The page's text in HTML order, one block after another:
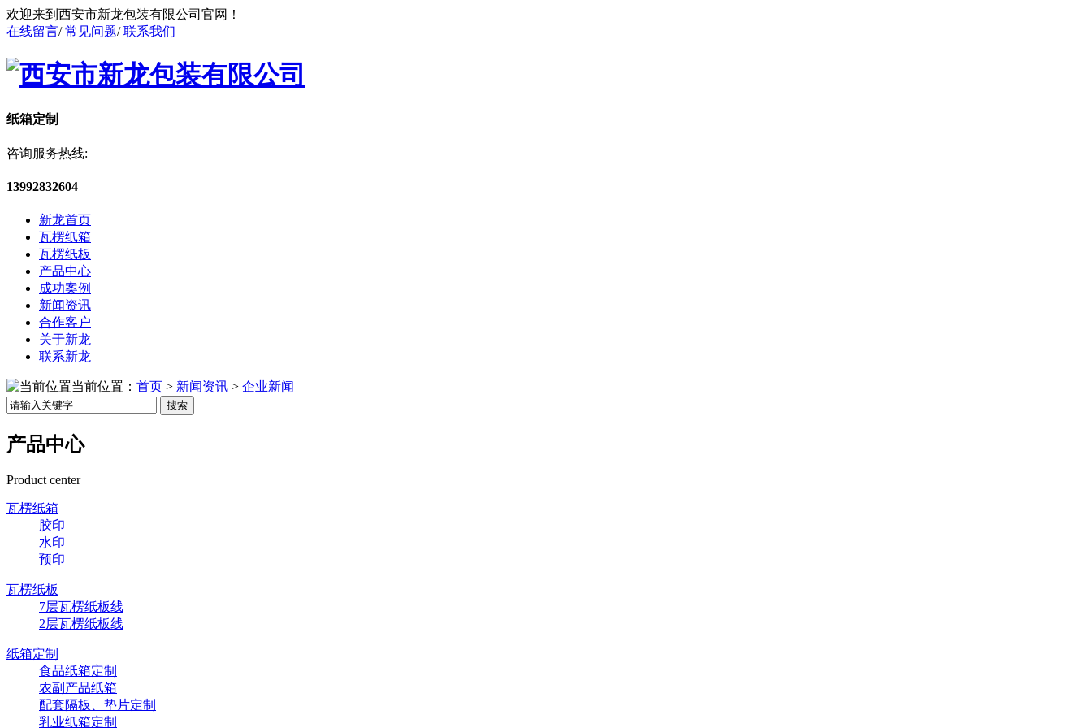
欢迎来到西安市新龙包装有限公司官网！
在线留言/常见问题/联系我们
纸箱定制
咨询服务热线:
13992832604
新龙首页
瓦楞纸箱
瓦楞纸板
产品中心
成功案例
新闻资讯
合作客户
关于新龙
联系新龙
当前位置： 首页 > 新闻资讯 > 企业新闻
搜索
产品中心
Product center
瓦楞纸箱
胶印
水印
预印
瓦楞纸板
7层瓦楞纸板线
2层瓦楞纸板线
纸箱定制
食品纸箱定制
农副产品纸箱
配套隔板、垫片定制
乳业纸箱定制